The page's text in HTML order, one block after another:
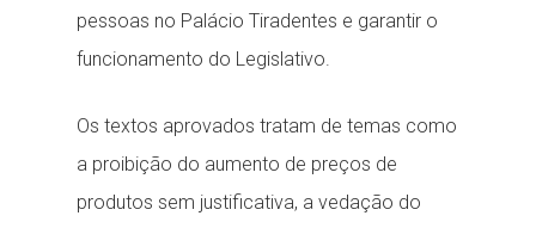
pessoas no Palácio Tiradentes e garantir o
funcionamento do Legislativo.
Os textos aprovados tratam de temas como
a proibição do aumento de preços de
produtos sem justificativa, a vedação do